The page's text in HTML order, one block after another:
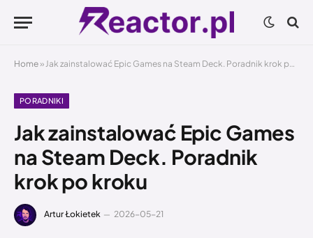
Home »Jak zainstalować Epic Games na Steam Deck. Poradnik krok po kroku
PORADNIKI
Jak zainstalować Epic Games
na Steam Deck. Poradnik
krok po kroku
Artur Łokietek 2026-05-21